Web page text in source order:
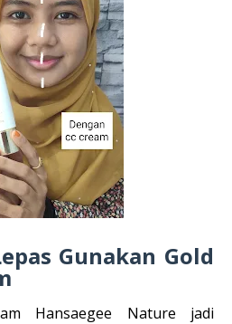
Gunakan Gold
Hansaegee Nature jadi